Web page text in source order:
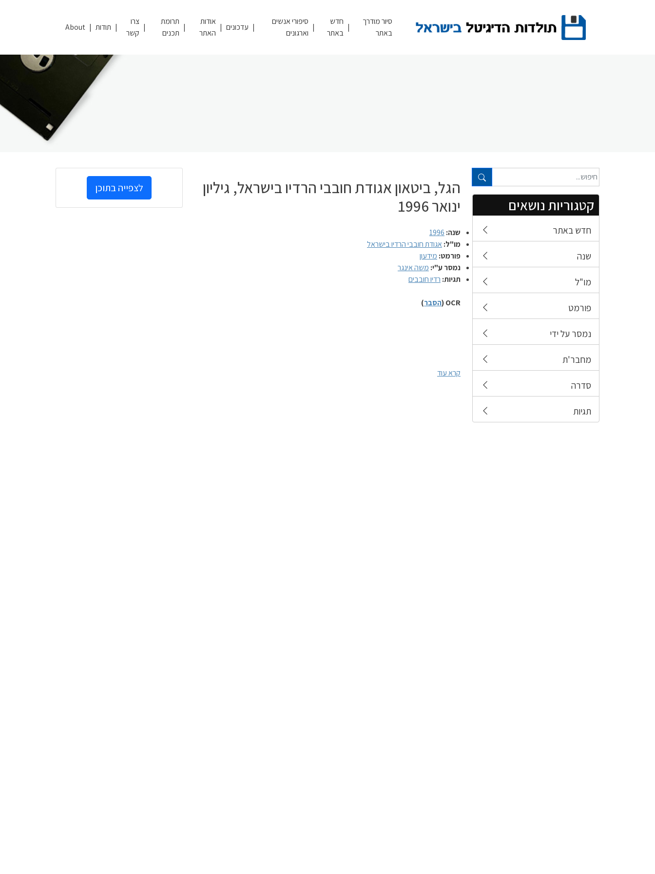
סיור מודרך
באתר
חדש
באתר
סיפורי אנשים
וארגונים
עדכונים
אודות
האתר
תרומת
תכנים
צרו
קשר
תודות About
טקסט חופשי...
קטגוריות נושאים
חדש באתר
שנה
מו"ל
פורמט
נמסר על ידי
מחבר'ת
סדרה
תגיות
הגל, ביטאון אגודת חובבי הרדיו בישראל, גיליון
ינואר 1996
שנה: 1996
מו"ל: אגודת חובבי הרדיו בישראל
פורמט: מידעון
נמסר ע"י: משה אינגר
תגיות: רדיו חובבים
OCR ( הסבר)
קרא עוד
לצפייה בתוכן